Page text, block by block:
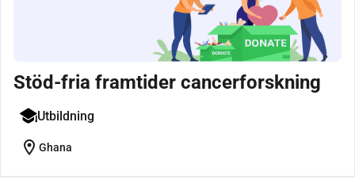
Stöd-fria framtider cancerforskning
Utbildning
location_on Ghana